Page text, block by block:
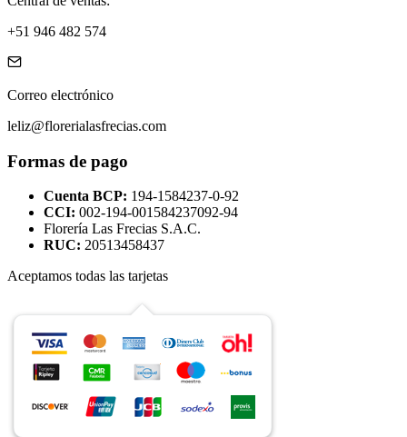
+51 946 482 574
Correo electrónico
leliz@florerialasfrecias.com
Formas de pago
Cuenta BCP: 194-1584237-0-92
CCI: 002-194-001584237092-94
Florería Las Frecias S.A.C.
RUC: 20513458437
Aceptamos todas las tarjetas